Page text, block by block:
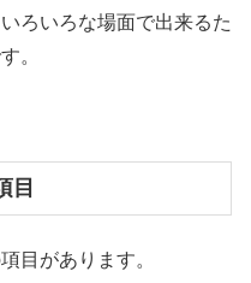
ろいろな場面で出来るた
。
目
目があります。